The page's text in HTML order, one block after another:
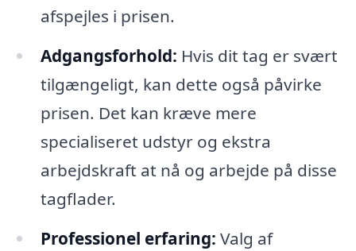
afspejles i prisen.
Adgangsforhold: Hvis dit tag er svært
tilgængeligt, kan dette også påvirke
prisen. Det kan kræve mere
specialiseret udstyr og ekstra
arbejdskraft at nå og arbejde på disse
tagflader.
Professionel erfaring: Valg af